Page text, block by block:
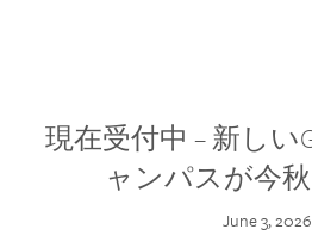
現在受付中 – 新しい
ャンパスが今
June 3, 2026